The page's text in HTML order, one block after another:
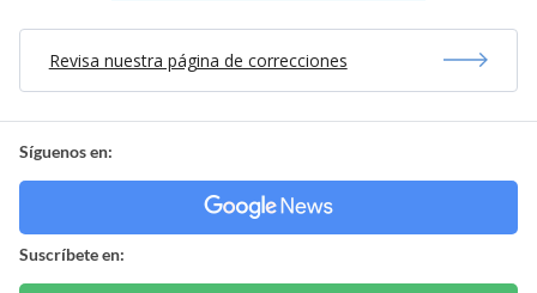
Revisa nuestra página de correcciones
Síguenos en:
Suscríbete en: